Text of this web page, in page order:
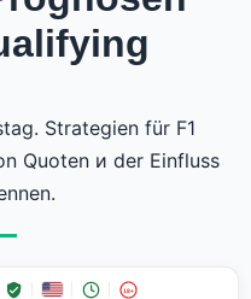
Strategien für F1
Quoten и der Einfluss
18+